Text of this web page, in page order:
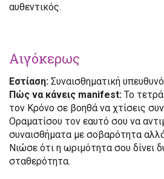
αυθεντικός.
Αιγόκερως
Εστίαση: Συναισθηματική
Πώς να κάνεις manifest: Το
τον Κρόνο σε βοηθά να χτίσεις
Οραματίσου τον εαυτό σου να
συναισθήματα με σοβαρότητα
Νιώσε ότι η ωριμότητα σου δίνει
σταθερότητα.